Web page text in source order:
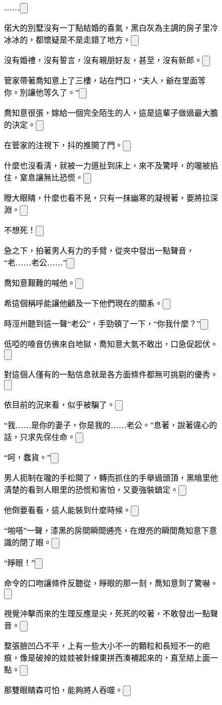
……
偌大的別墅沒有一丁點結婚的喜氣，黑白灰為主調的房子里冷
冰冰的， 都懷疑是不是走錯了地方。
沒有婚禮，沒有誓言，沒有親朋好友，甚至，沒有新郎。
管家帶著喬知意上了三樓，站在門口，“夫人， 爺在里面等
你。別讓他等久了。”
喬知意很張，嫁給一個完全陌生的人，這是這輩子做過最大膽
的決定。
在管家的注視下， 抖的推開了門。
什麼也沒看清，就被一力道扯到床上，來不及驚呼， 的嚨被掐
住，窒息讓無比恐慌。
瞪大眼睛，什麼也看不見，只有一抹幽寒的凝視著 ，要將拉深
淵。
不想死！
急之下， 拍著男人有力的手臂，從夾中發出一點聲音，
“老……老公……”
喬知意艱難的喊他。
希這個稱呼能讓他顧及一下他們現在的關系。
時涇州聽到這一聲“老公”，手勁頓了一下，“你我什麼？”
低啞的嗓音仿佛來自地獄，喬知意大氣不敢出， 口急促起伏。
對這個人僅有的一點信息就是各方面條件都無可挑剔的優秀。
依目前的況來看，似乎被騙了。
“我……是你的妻子，你是我的……老公。”息著，說著違心的
話，只求先保住命。
“呵，蠢貨。”
男人扼制在嚨的手松開了，轉而抓住的手舉過頭頂，黑暗里他
清楚的看到 人眼里的恐慌和害怕，又要強裝鎮定。
他倒要看看，這人能裝到什麼時候。
“啪嗒”一聲，漆黑的房間瞬間通亮，在燈亮的瞬間喬知意下意
識的閉了眼。
“睜眼！”
命令的口吻讓條件反聽從，睜眼的那一刻，喬知意到了驚嚇。
視覺沖擊而來的生理反應是尖 ， 死死的咬著 ，不敢發出一點聲
音。
整張臉凹凸不平，
上有一些大小不一的顆粒和長短不一的疤
痕，像是破掉的娃娃被針線東拼西湊補起來的，直至結上面一
點。
那雙眼睛森可怕，能夠將人吞噬。